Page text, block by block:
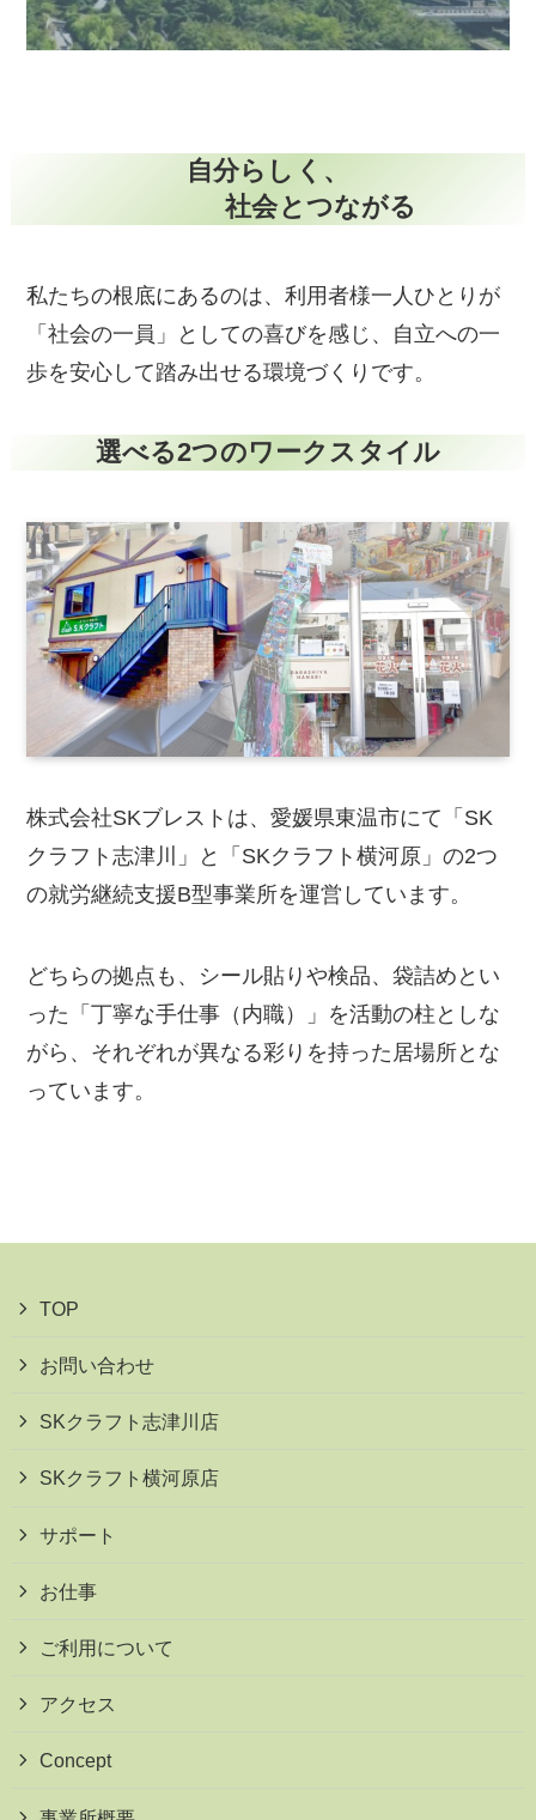
自分らしく、
社会とつながる
私たちの根底にあるのは、利用者様一人ひとりが
「社会の一員」としての喜びを感じ、自立への一
歩を安心して踏み出せる環境づくりです。
選べる2つのワークスタイル
株式会社SKブレストは、愛媛県東温市にて「SK
クラフト志津川」と「SKクラフト横河原」の2つ
の就労継続支援B型事業所を運営しています。
どちらの拠点も、シール貼りや検品、袋詰めとい
った「丁寧な手仕事（内職）」を活動の柱としな
がら、それぞれが異なる彩りを持った居場所とな
っています。
TOP
お問い合わせ
SKクラフト志津川店
SKクラフト横河原店
サポート
お仕事
ご利用について
アクセス
Concept